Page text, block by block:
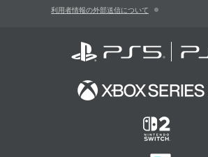
利用者情報の外部送信について